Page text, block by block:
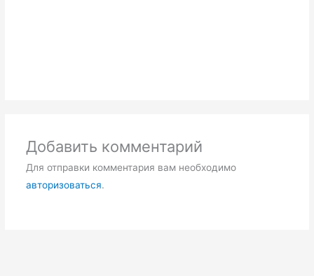
Добавить комментарий
Для отправки комментария вам необходимо
авторизоваться.